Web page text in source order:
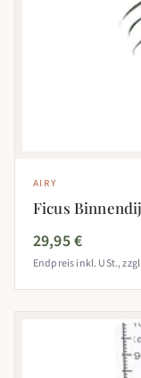
AIRY
Ficus
29,95 €
Endpreis inkl. USt.,